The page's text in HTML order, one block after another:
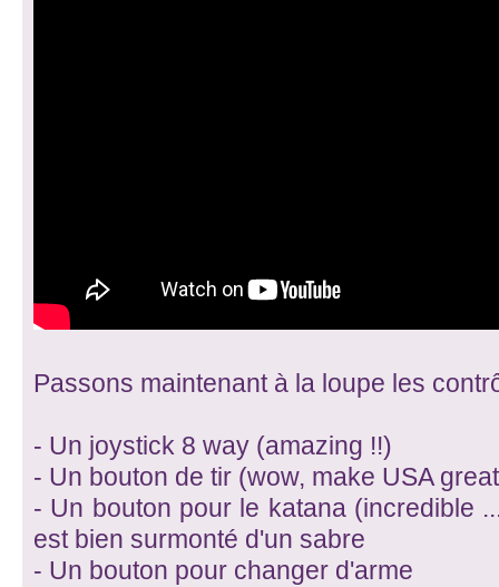
Passons maintenant à la loupe les
- Un joystick 8 way (amazing !!)
- Un bouton de tir (wow, make USA
- Un bouton pour le katana (incredible
est bien surmonté d'un sabre
- Un bouton pour changer d'arme